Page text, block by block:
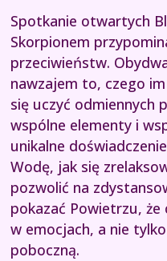
Spotkanie otwartych
Skorpionem
przeciwieństw.
nawzajem to, czego
się uczyć odmiennych
wspólne elementy i
unikalne
Wodę, jak się
pozwolić na
pokazać Powietrzu,
w emocjach, a nie
poboczną.